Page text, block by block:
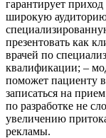
гарантирует
широкую
презентовать как
врачей по
квалификации; –
поможет пациенту
записаться на
по разработке не
увеличению
рекламы.